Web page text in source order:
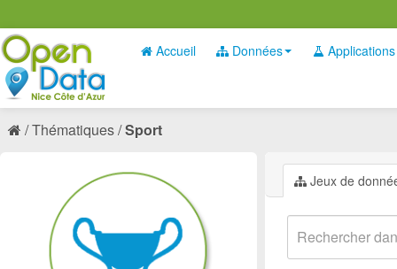
Accueil Données Applications
Thématiques Sport
Jeux de